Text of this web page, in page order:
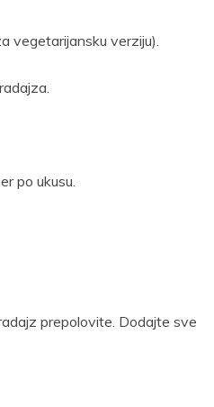
vegetarijansku verziju).
po ukusu.
prepolovite. Dodajte sve